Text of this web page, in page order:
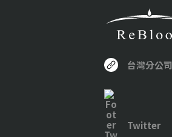
台灣分公司
Twitter